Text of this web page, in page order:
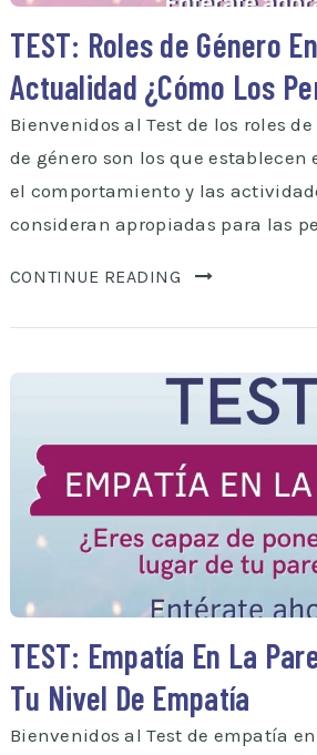
TEST: Roles de Género
Actualidad ¿Cómo Los
Bienvenidos al Test de los roles de
de género son los que establecen
el comportamiento y las
consideran apropiadas para las
CONTINUE READING
TEST: Empatía En La
Tu Nivel De Empatía
Bienvenidos al Test de empatía